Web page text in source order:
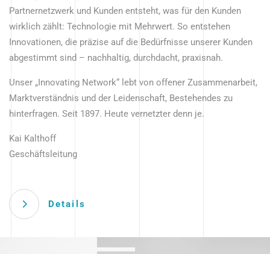
Partnernetzwerk und Kunden entsteht, was für den Kunden
wirklich zählt: Technologie mit Mehrwert. So entstehen
Innovationen, die präzise auf die Bedürfnisse unserer Kunden
abgestimmt sind – nachhaltig, durchdacht, praxisnah.
Unser „Innovating Network“ lebt von offener Zusammenarbeit,
Marktverständnis und der Leidenschaft, Bestehendes zu
hinterfragen. Seit 1897. Heute vernetzter denn je.
Kai Kalthoff
Geschäftsleitung
Details